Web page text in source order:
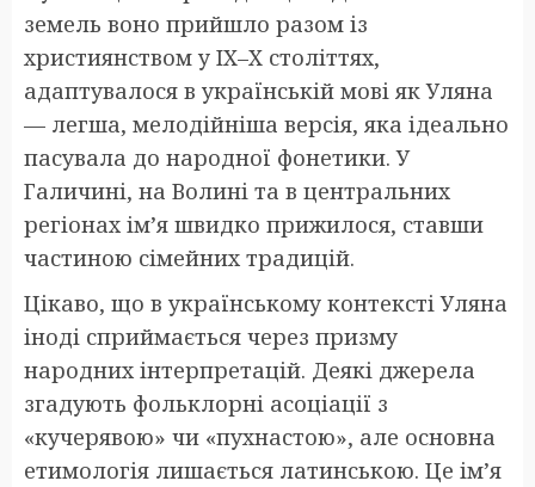
земель воно прийшло разом із
християнством у IX–X століттях,
адаптувалося в українській мові як Уляна
— легша, мелодійніша версія, яка ідеально
пасувала до народної фонетики. У
Галичині, на Волині та в центральних
регіонах ім’я швидко прижилося, ставши
частиною сімейних традицій.
Цікаво, що в українському контексті Уляна
іноді сприймається через призму
народних інтерпретацій. Деякі джерела
згадують фольклорні асоціації з
«кучерявою» чи «пухнастою», але основна
етимологія лишається латинською. Це ім’я